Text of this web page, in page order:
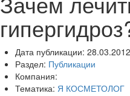
Дата публикации: 28.03.2012
Раздел: Публикации
Компания:
Тематика: Я КОСМЕТОЛОГ